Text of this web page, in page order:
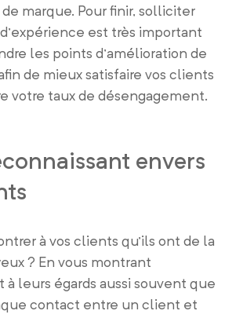
marque. Pour finir, solliciter
est très important
les points d’amélioration de
de mieux satisfaire vos clients
votre taux de désengagement.
envers
à vos clients qu’ils ont de la
? En vous montrant
à leurs égards aussi souvent que
contact entre un client et